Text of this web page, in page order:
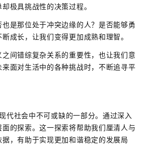
极具挑战性的决策过程。
是那位处于冲突边缘的人？是否能够勇
成长，让我们变得更加成熟和理智。
间错综复杂关系的重要性，也让我们意
面对生活中的各种挑战时，不断追寻平
代社会中不可或缺的一部分。通过深入
的探索。这一探索将帮助我们厘清人与
，有助于实现更加和谐稳定的发展局